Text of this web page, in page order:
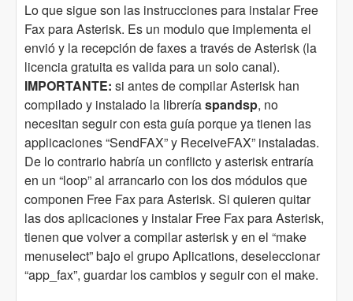
Lo que sigue son las instrucciones para instalar Free
Fax para Asterisk. Es un modulo que implementa el
envió y la recepción de faxes a través de Asterisk (la
licencia gratuita es valida para un solo canal).
IMPORTANTE: si antes de compilar Asterisk han
compilado y instalado la libreríaspandsp, no
necesitan seguir con esta guía porque ya tienen las
applicaciones “SendFAX” y ReceiveFAX” instaladas.
De lo contrario habría un conflicto y asterisk entraría
en un “loop” al arrancarlo con los dos módulos que
componen Free Fax para Asterisk. Si quieren quitar
las dos aplicaciones y instalar Free Fax para Asterisk,
tienen que volver a compilar asterisk y en el “make
menuselect” bajo el grupo Aplications, deseleccionar
“app_fax”, guardar los cambios y seguir con el make.